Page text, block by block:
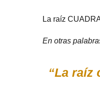
La raíz
En otras
“La raíz